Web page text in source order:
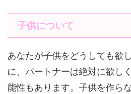
子供について
あなたが子供をどうしても欲
に、パートナーは絶対に欲し
能性もあります。子供を作ら